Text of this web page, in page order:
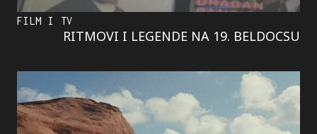
FILM I TV
RITMOVI I LEGENDE NA 19. BELDOCSU